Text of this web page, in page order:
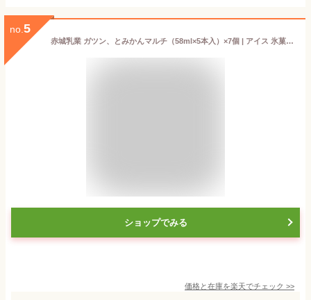
no. 5
赤城乳業 ガツン、とみかんマルチ（58ml×5本入）×7個 | アイス 氷菓 かき氷 アイスバー ガツンとみかん ガツン みかん えがちゃん エガちゃん 江頭 みぞれ AKAGI まとめ買い 送料無料
ショップでみる
価格と在庫を楽天でチェック >>